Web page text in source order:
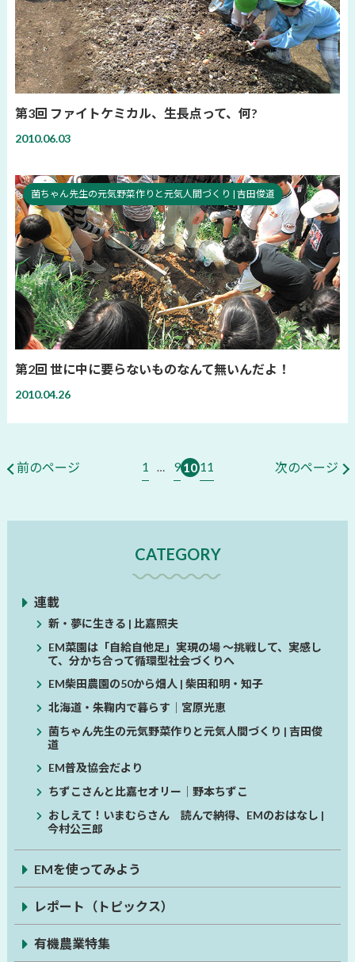
第3回 ファイトケミカル、生長点って、何?
2010.06.03
菌ちゃん先生の元気野菜作りと元気人間づくり | 吉田俊道
第2回 世に中に要らないものなんて無いんだよ！
2010.04.26
前のページ 1 … 91011 次のページ
CATEGORY
連載
新・夢に生きる | 比嘉照夫
EM菜園は「自給自他足」実現の場 ～挑戦して、実感し
て、分かち合って循環型社会づくりへ
EM柴田農園の50から畑人 | 柴田和明・知子
北海道・朱鞠内で暮らす│宮原光恵
菌ちゃん先生の元気野菜作りと元気人間づくり | 吉田俊
道
EM普及協会だより
ちずこさんと比嘉セオリー│野本ちずこ
おしえて！いまむらさん 読んで納得、EMのおはなし |
今村公三郎
EMを使ってみよう
レポート（トピックス）
有機農業特集